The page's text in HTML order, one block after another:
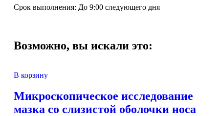
Срок выполнения: До 9:00 следующего дня
Возможно, вы искали это:
В корзину
Микроскопическое исследование
мазка со слизистой оболочки носа